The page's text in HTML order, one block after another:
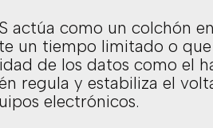
actúa como un colchón
un tiempo limitado o
de los datos como el
regula y estabiliza el
electrónicos.